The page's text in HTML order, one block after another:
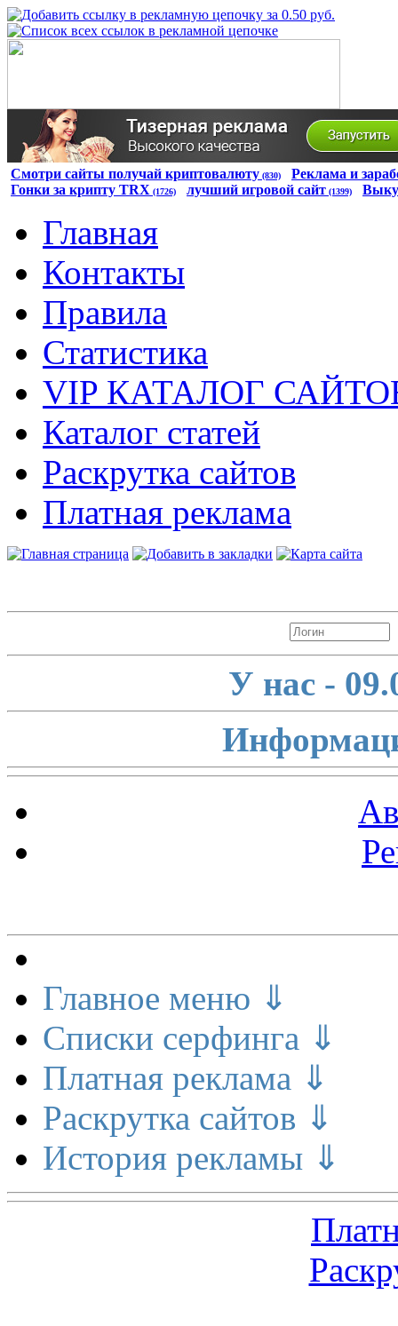
Смотри сайты получай криптовалюту (830)
Реклама и
Гонки за крипту TRX (1726) лучший игровой сайт (1399)
Главная
Контакты
Правила
Статистика
VIP КАТАЛОГ
Каталог статей
Раскрутка сайтов
Платная реклама
У нас -
Главное меню ⇓
Списки серфинга ⇓
Платная реклама ⇓
Раскрутка сайтов ⇓
История рекламы ⇓